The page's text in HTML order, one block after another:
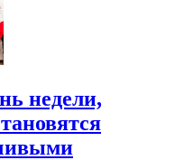
недели,